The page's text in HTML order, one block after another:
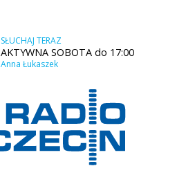
SŁUCHAJ TERAZ
AKTYWNA SOBOTA do 17:00
Anna Łukaszek